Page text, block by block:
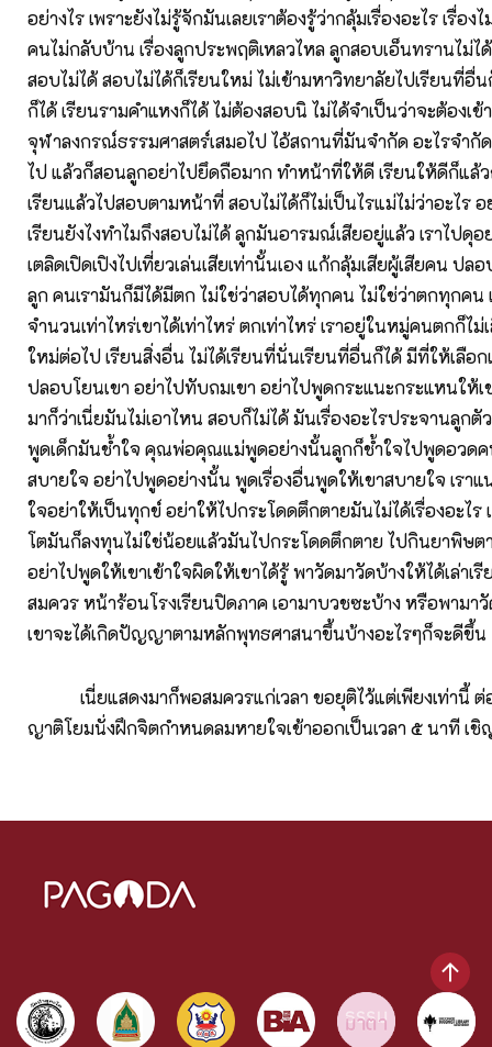
อย่างไร เพราะยังไม่รู้จักมันเลยเราต้องรู้ว่ากลุ้มเรื่องอะไร เรื่อง
คนไม่กลับบ้าน เรื่องลูกประพฤติเหลวไหล ลูกสอบเอ็นทรานไม่ไ
สอบไม่ได้ สอบไม่ได้ก็เรียนใหม่ ไม่เข้ามหาวิทยาลัยไปเรียนที่อื่
ก็ได้ เรียนรามคำแหงก็ได้ ไม่ต้องสอบนิ ไม่ได้จำเป็นว่าจะต้องเ
จุฬาลงกรณ์ธรรมศาสตร์เสมอไป ไอ้สถานที่มันจำกัด อะไรจำกั
ไป แล้วก็สอนลูกอย่าไปยึดถือมาก ทำหน้าที่ให้ดี เรียนให้ดีก็แล้
เรียนแล้วไปสอบตามหน้าที่ สอบไม่ได้ก็ไม่เป็นไรแม่ไม่ว่าอะไร
เรียนยังไงทำไมถึงสอบไม่ได้ ลูกมันอารมณ์เสียอยู่แล้ว เราไปดุ
เตลิดเปิดเปิงไปเที่ยวเล่นเสียเท่านั้นเอง แก้กลุ้มเสียผู้เสียคน ปลอ
ลูก คนเรามันก็มีได้มีตก ไม่ใช่ว่าสอบได้ทุกคน ไม่ใช่ว่าตกทุกค
จำนวนเท่าไหร่เขาได้เท่าไหร่ ตกเท่าไหร่ เราอยู่ในหมู่คนตกก็ไม่
ใหม่ต่อไป เรียนสิ่งอื่น ไม่ได้เรียนที่นั่นเรียนที่อื่นก็ได้ มีที่ให้เลือ
ปลอบโยนเขา อย่าไปทับถมเขา อย่าไปพูดกระแนะกระแหนให้
มาก็ว่าเนี่ยมันไม่เอาไหน สอบก็ไม่ได้ มันเรื่องอะไรประจานลูกตั
พูดเด็กมันช้ำใจ คุณพ่อคุณแม่พูดอย่างนั้นลูกก็ช้ำใจไปพูดอวดค
สบายใจ อย่าไปพูดอย่างนั้น พูดเรื่องอื่นพูดให้เขาสบายใจ เราแ
ใจอย่าให้เป็นทุกข์ อย่าให้ไปกระโดดตึกตายมันไม่ได้เรื่องอะไร
โตมันก็ลงทุนไม่ใช่น้อยแล้วมันไปกระโดดตึกตาย ไปกินยาพิษต
อย่าไปพูดให้เขาเข้าใจผิดให้เขาได้รู้ พาวัดมาวัดบ้างให้ได้เล่าเ
สมควร หน้าร้อนโรงเรียนปิดภาค เอามาบวชซะบ้าง หรือพามา
เขาจะได้เกิดปัญญาตามหลักพุทธศาสนาขึ้นบ้างอะไรๆก็จะดีขึ้น
เนี่ยแสดงมาก็พอสมควรแก่เวลา ขอยุติไว้แต่เพียงเท่านี้ ต่
ญาติโยมนั่งฝึกจิตกำหนดลมหายใจเข้าออกเป็นเวลา ๕ นาที เชิ